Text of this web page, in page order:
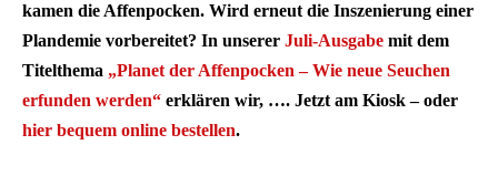
kamen die Affenpocken. Wird erneut die Inszenierung einer
Plandemie vorbereitet? In unserer Juli-Ausgabe mit dem
Titelthema „Planet der Affenpocken – Wie neue Seuchen
erfunden werden“ erklären wir, …. Jetzt am Kiosk – oder
hier bequem online bestellen.